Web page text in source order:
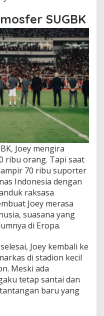
SUGBK
Joey mengira
ribu orang. Tapi saat
70 ribu suporter
Indonesia dengan
raksasa
Joey merasa
suasana yang
di Eropa.
Joey kembali ke
di stadion kecil
Meski ada
tetap santai dan
baru yang